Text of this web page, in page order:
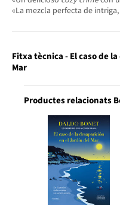
«La mezcla perfecta de
Fitxa tècnica - El caso de
Mar
Productes relacionats